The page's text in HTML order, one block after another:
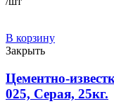
В корзину
Закрыть
Цементно-
025, Серая, 25кг.